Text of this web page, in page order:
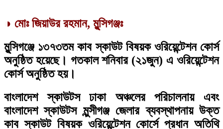
◑ মোঃ জিয়াউর রহমান, মুন্সিগঞ্জঃ
মুন্সিগঞ্জে ১৩৭৩তম কাব স্কাউট বিষয়ক ওরিয়েন্টেশন কোর্স
অনুষ্ঠিত হয়েছে। গতকাল শনিবার (২১জুন) এ ওরিয়েন্টেশন
কোর্স অনুষ্ঠিত হয়।
বাংলাদেশ স্কাউটস ঢাকা অঞ্চলের পরিচালনায় এবং
বাংলাদেশ স্কাউটস মুন্সীগঞ্জ জেলার ব্যবস্থাপনায় উক্ত
কাব স্কাউট বিষয়ক ওরিয়েন্টেশন কোর্সে প্রধান অতিথি